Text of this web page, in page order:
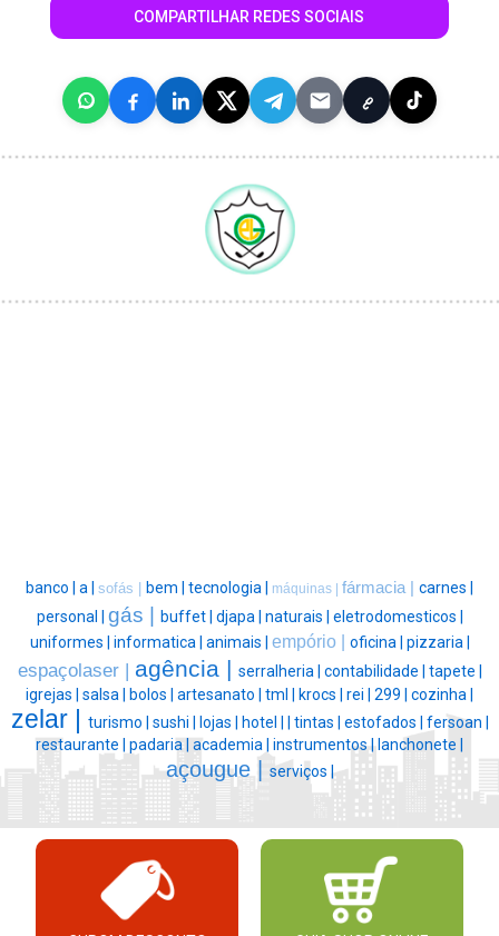
COMPARTILHAR REDES SOCIAIS
banco | a | sofás | bem | tecnologia | máquinas | fármacia | carnes |
personal | gás | buffet | djapa | naturais | eletrodomesticos |
uniformes | informatica | animais | empório | oficina | pizzaria |
espaçolaser | agência | serralheria | contabilidade | tapete |
igrejas | salsa | bolos | artesanato | tml | krocs | rei | 299 | cozinha |
zelar | turismo | sushi | lojas | hotel | | tintas | estofados | fersoan |
restaurante | padaria |academia | instrumentos |lanchonete |
açougue | serviços |